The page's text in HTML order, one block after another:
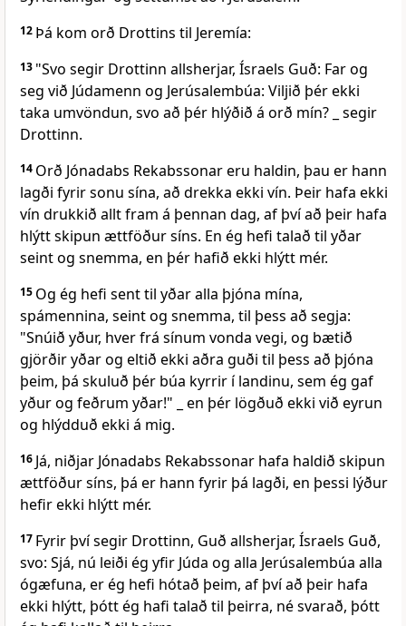
12 Þá kom orð Drottins til Jeremía:
13 "Svo segir Drottinn allsherjar, Ísraels Guð: Far og
seg við Júdamenn og Jerúsalembúa: Viljið þér ekki
taka umvöndun, svo að þér hlýðið á orð mín? _ segir
Drottinn.
14 Orð Jónadabs Rekabssonar eru haldin, þau er hann
lagði fyrir sonu sína, að drekka ekki vín. Þeir hafa ekki
vín drukkið allt fram á þennan dag, af því að þeir hafa
hlýtt skipun ættföður síns. En ég hefi talað til yðar
seint og snemma, en þér hafið ekki hlýtt mér.
15 Og ég hefi sent til yðar alla þjóna mína,
spámennina, seint og snemma, til þess að segja:
"Snúið yður, hver frá sínum vonda vegi, og bætið
gjörðir yðar og eltið ekki aðra guði til þess að þjóna
þeim, þá skuluð þér búa kyrrir í landinu, sem ég gaf
yður og feðrum yðar!" _ en þér lögðuð ekki við eyrun
og hlýdduð ekki á mig.
16 Já, niðjar Jónadabs Rekabssonar hafa haldið skipun
ættföður síns, þá er hann fyrir þá lagði, en þessi lýður
hefir ekki hlýtt mér.
17 Fyrir því segir Drottinn, Guð allsherjar, Ísraels Guð,
svo: Sjá, nú leiði ég yfir Júda og alla Jerúsalembúa alla
ógæfuna, er ég hefi hótað þeim, af því að þeir hafa
ekki hlýtt, þótt ég hafi talað til þeirra, né svarað, þótt